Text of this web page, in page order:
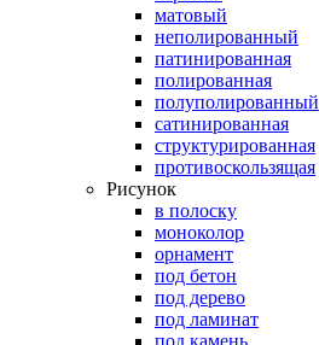
матовый
неполированный
патинированная
полированная
полуполированный
сатинированная
структурированная
противоскользящая
Рисунок
в полоску
моноколор
орнамент
под бетон
под дерево
под ламинат
под камень